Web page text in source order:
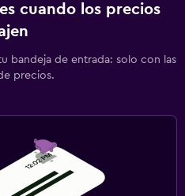
cuando los precios
bandeja de entrada: solo con las
precios.